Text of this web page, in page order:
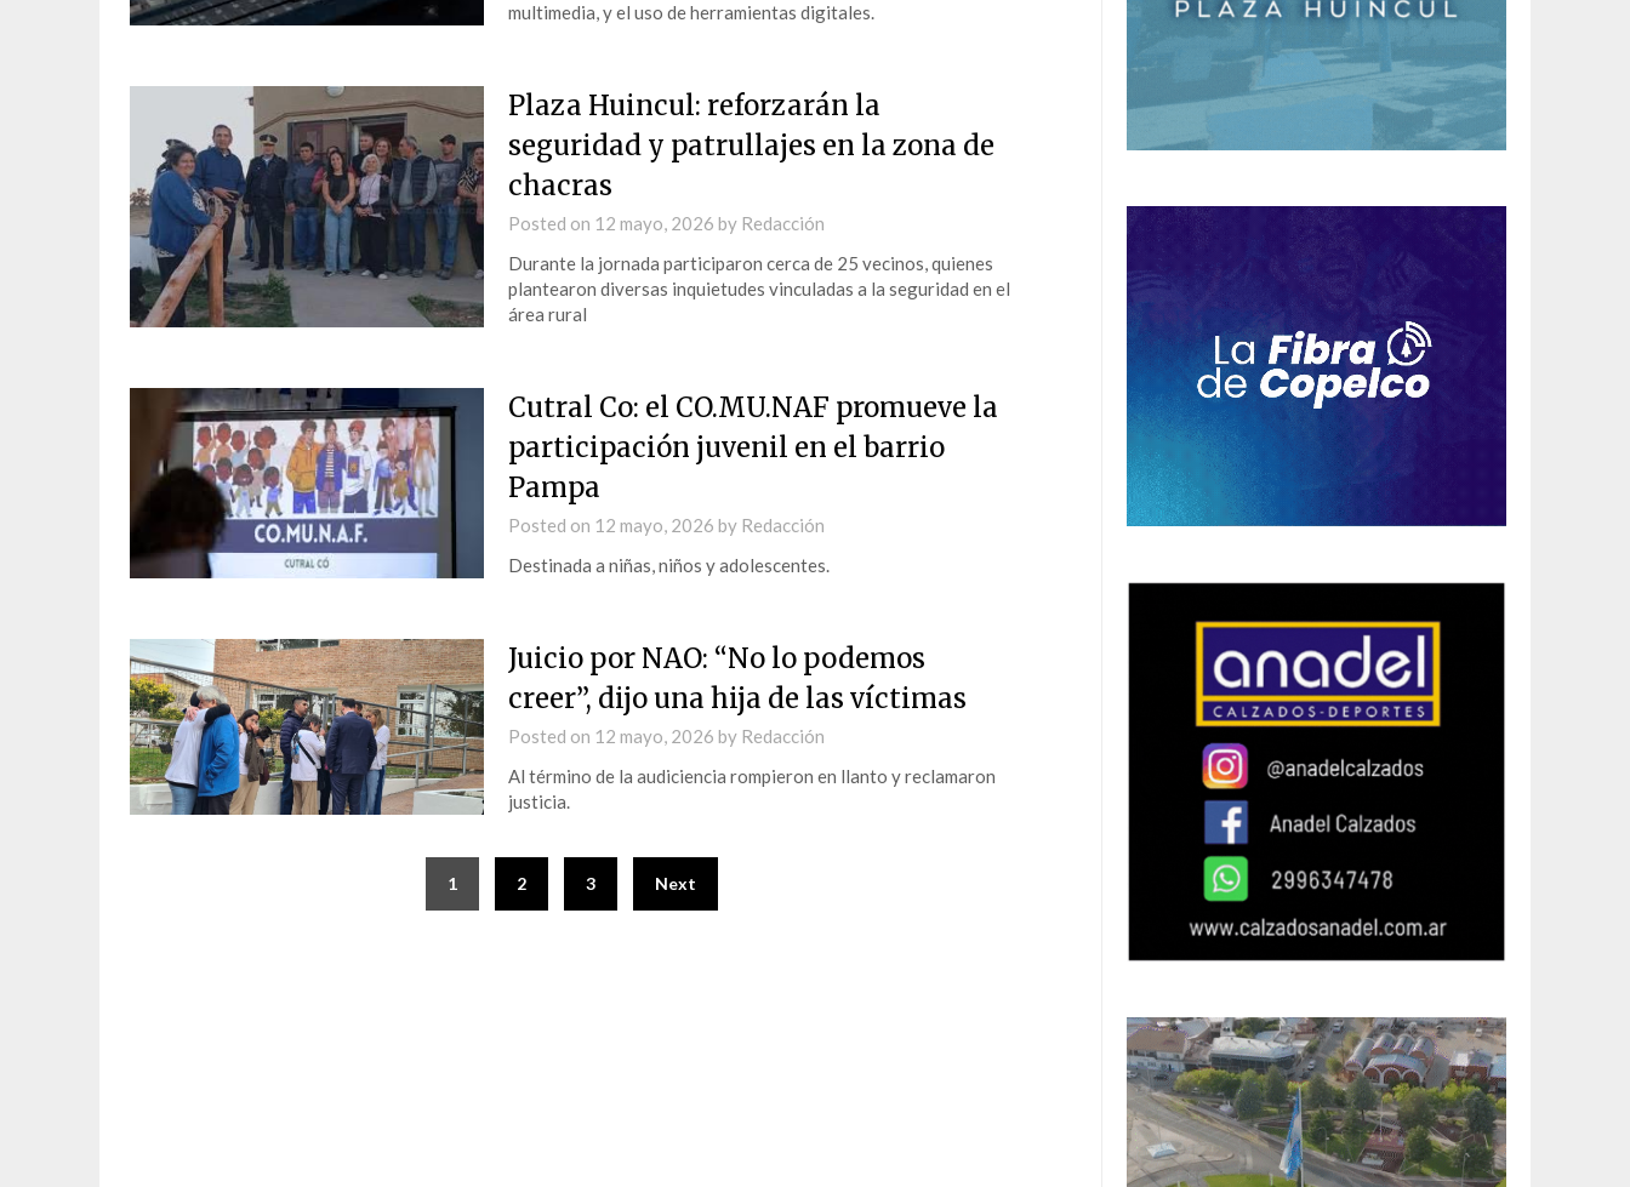
multimedia, y el uso de herramientas digitales.
Plaza Huincul: reforzarán la
seguridad y patrullajes en la zona de
chacras
Posted on 12 mayo, 2026 by Redacción
Durante la jornada participaron cerca de 25 vecinos, quienes
plantearon diversas inquietudes vinculadas a la seguridad en el
área rural
Cutral Co: el CO.MU.NAF promueve la
participación juvenil en el barrio
Pampa
Posted on 12 mayo, 2026 by Redacción
Destinada a niñas, niños y adolescentes.
Juicio por NAO: “No lo podemos
creer”, dijo una hija de las víctimas
Posted on 12 mayo, 2026 by Redacción
Al término de la audiciencia rompieron en llanto y reclamaron
justicia.
1 2 3 Next